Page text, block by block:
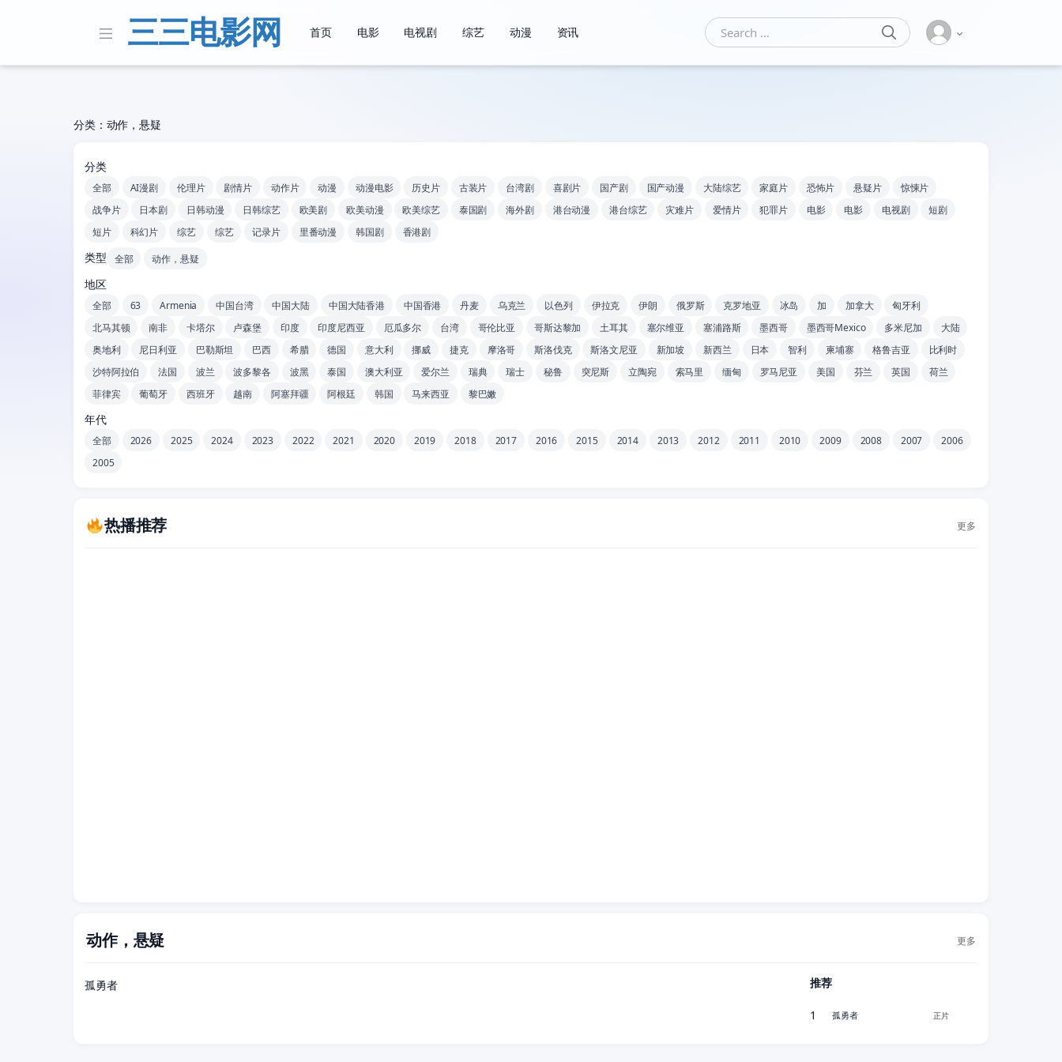
三三电影网 首页 电影 电视剧 综艺 动漫 资讯
Search for:
SEARCH
分类：动作，悬疑
分类
全部 AI漫剧 伦理片 剧情片 动作片 动漫 动漫电影 历史片 古装片 台湾剧 喜剧片 国产剧 国产动漫 大陆综艺 家庭片 恐怖片 悬疑片
惊悚片
战争片
日本剧 日韩动漫 日韩综艺 欧美剧 欧美动漫 欧美综艺 泰国剧 海外剧 港台动漫 港台综艺 灾难片 爱情片 犯罪片 电影 电影 电视剧
短剧
短片
科幻片 综艺 综艺 记录片 里番动漫 韩国剧 香港剧
类型 全部 动作，悬疑
地区
全部 63 Armenia 中国台湾 中国大陆 中国大陆香港 中国香港 丹麦 乌克兰 以色列 伊拉克 伊朗 俄罗斯 克罗地亚 冰岛 加 加拿大
匈牙利
北马其顿
南非 卡塔尔 卢森堡 印度 印度尼西亚 厄瓜多尔 台湾 哥伦比亚 哥斯达黎加 土耳其 塞尔维亚 塞浦路斯 墨西哥 墨西哥Mexico 多米尼加
大陆
奥地利
尼日利亚 巴勒斯坦 巴西 希腊 德国 意大利 挪威 捷克 摩洛哥 斯洛伐克 斯洛文尼亚 新加坡 新西兰 日本 智利 柬埔寨 格鲁吉亚
比利时
沙特阿拉伯
法国 波兰 波多黎各 波黑 泰国 澳大利亚 爱尔兰 瑞典 瑞士 秘鲁 突尼斯 立陶宛 索马里 缅甸 罗马尼亚 美国 芬兰 英国
荷兰
菲律宾
葡萄牙 西班牙 越南 阿塞拜疆 阿根廷 韩国 马来西亚 黎巴嫩
年代
全部 2026 2025 2024 2023 2022 2021 2020 2019 2018 2017 2016 2015 2014 2013 2012 2011 2010 2009 2008 2007
2006
2005
热播推荐 更多
动作，悬疑
更多
孤勇者 推荐
1 孤勇者 正片